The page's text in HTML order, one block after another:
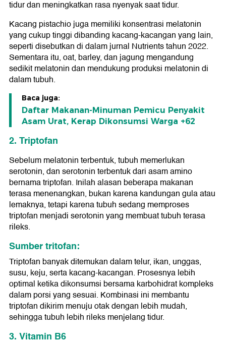
tidur dan meningkatkan rasa nyenyak saat tidur.
Kacang pistachio juga memiliki konsentrasi melatonin
yang cukup tinggi dibanding kacang-kacangan yang lain,
seperti disebutkan di dalam jurnal Nutrients tahun 2022.
Sementara itu, oat, barley, dan jagung mengandung
sedikit melatonin dan mendukung produksi melatonin di
dalam tubuh.
Baca juga:
Daftar Makanan-Minuman Pemicu Penyakit
Asam Urat, Kerap Dikonsumsi Warga +62
2. Triptofan
Sebelum melatonin terbentuk, tubuh memerlukan
serotonin, dan serotonin terbentuk dari asam amino
bernama triptofan. Inilah alasan beberapa makanan
terasa menenangkan, bukan karena kandungan gula atau
lemaknya, tetapi karena tubuh sedang memproses
triptofan menjadi serotonin yang membuat tubuh terasa
rileks.
Sumber tritofan:
Triptofan banyak ditemukan dalam telur, ikan, unggas,
susu, keju, serta kacang-kacangan. Prosesnya lebih
optimal ketika dikonsumsi bersama karbohidrat kompleks
dalam porsi yang sesuai. Kombinasi ini membantu
triptofan dikirim menuju otak dengan lebih mudah,
sehingga tubuh lebih rileks menjelang tidur.
3. Vitamin B6